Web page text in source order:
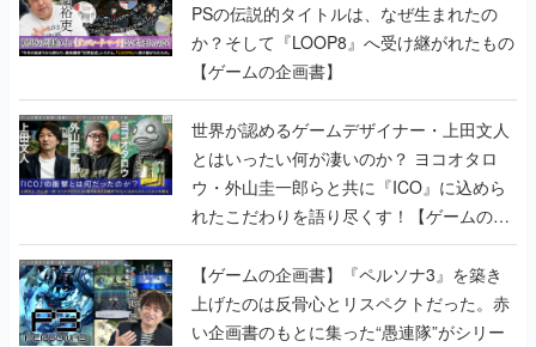
PSの伝説的タイトルは、なぜ生まれたの
か？そして『LOOP8』へ受け継がれたもの
【ゲームの企画書】
世界が認めるゲームデザイナー・上田文人
とはいったい何が凄いのか？ ヨコオタロ
ウ・外山圭一郎らと共に『ICO』に込めら
れたこだわりを語り尽くす！【ゲームの企
画書】
【ゲームの企画書】『ペルソナ3』を築き
上げたのは反骨心とリスペクトだった。赤
い企画書のもとに集った“愚連隊”がシリー